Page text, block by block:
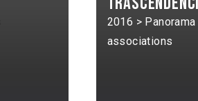
2016 >
associations